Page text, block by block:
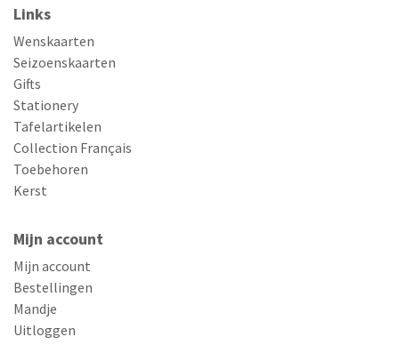
Links
Wenskaarten
Seizoenskaarten
Gifts
Stationery
Tafelartikelen
Collection Français
Toebehoren
Kerst
Mijn account
Mijn account
Bestellingen
Mandje
Uitloggen